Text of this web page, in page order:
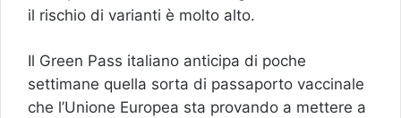
il rischio di varianti è molto alto.
Il Green Pass italiano anticipa di poche
settimane quella sorta di passaporto vaccinale
che l’Unione Europea sta provando a mettere a